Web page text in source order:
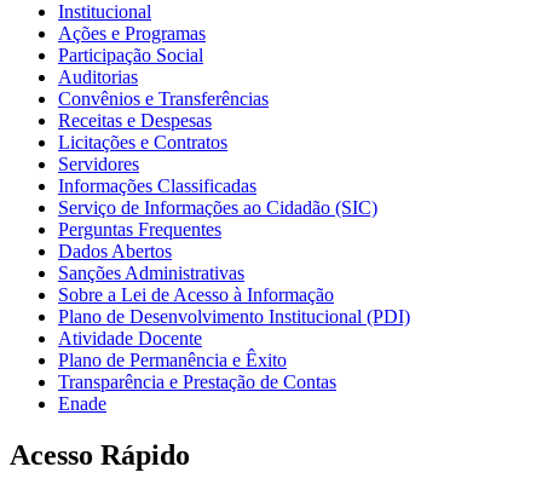
Institucional
Ações e Programas
Participação Social
Auditorias
Convênios e Transferências
Receitas e Despesas
Licitações e Contratos
Servidores
Informações Classificadas
Serviço de Informações ao Cidadão (SIC)
Perguntas Frequentes
Dados Abertos
Sanções Administrativas
Sobre a Lei de Acesso à Informação
Plano de Desenvolvimento Institucional (PDI)
Atividade Docente
Plano de Permanência e Êxito
Transparência e Prestação de Contas
Enade
Acesso Rápido